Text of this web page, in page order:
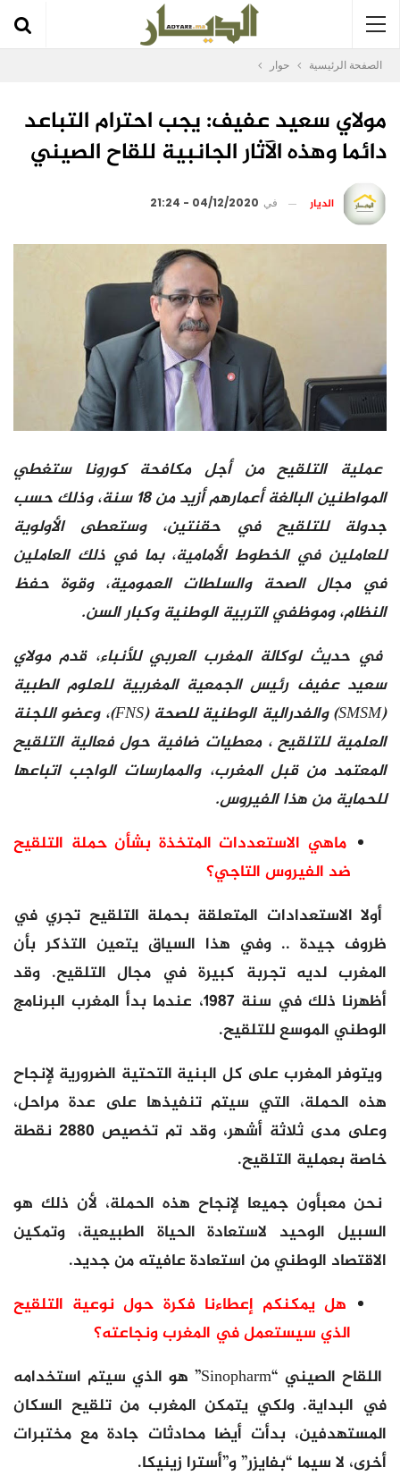
الصفحة الرئيسية حوار
مولاي سعيد عفيف: يجب احترام التباعد
دائما وهذه الآثار الجانبية للقاح الصيني
الديار في 04/12/2020 - 21:24
عملية التلقيح من أجل مكافحة كورونا ستغطي
المواطنين البالغة أعمارهم أزيد من 18 سنة، وذلك حسب
جدولة للتلقيح في حقنتين، وستعطى الأولوية
للعاملين في الخطوط الأمامية، بما في ذلك العاملين
في مجال الصحة والسلطات العمومية، وقوة حفظ
النظام، وموظفي التربية الوطنية وكبار السن.
في حديث لوكالة المغرب العربي للأنباء، قدم مولاي
سعيد عفيف رئيس الجمعية المغربية للعلوم الطبية
(SMSM) والفدرالية الوطنية للصحة (FNS)، وعضو اللجنة
العلمية للتلقيح ، معطيات ضافية حول فعالية التلقيح
المعتمد من قبل المغرب، والممارسات الواجب اتباعها
للحماية من هذا الفيروس.
ماهي الاستعددات المتخذة بشأن حملة التلقيح
ضد الفيروس التاجي؟
أولا الاستعدادات المتعلقة بحملة التلقيح تجري في
ظروف جيدة .. وفي هذا السياق يتعين التذكر بأن
المغرب لديه تجربة كبيرة في مجال التلقيح. وقد
أظهرنا ذلك في سنة 1987، عندما بدأ المغرب البرنامج
الوطني الموسع للتلقيح.
ويتوفر المغرب على كل البنية التحتية الضرورية لإنجاح
هذه الحملة، التي سيتم تنفيذها على عدة مراحل،
وعلى مدى ثلاثة أشهر، وقد تم تخصيص 2880 نقطة
خاصة بعملية التلقيح.
نحن معبأون جميعا لإنجاح هذه الحملة، لأن ذلك هو
السبيل الوحيد لاستعادة الحياة الطبيعية، وتمكين
الاقتصاد الوطني من استعادة عافيته من جديد.
هل يمكنكم إعطاءنا فكرة حول نوعية التلقيح
الذي سيستعمل في المغرب ونجاعته؟
اللقاح الصيني “Sinopharm” هو الذي سيتم استخدامه
في البداية. ولكي يتمكن المغرب من تلقيح السكان
المستهدفين، بدأت أيضا محادثات جادة مع مختبرات
أخرى، لا سيما “بفايزر” و”أسترا زينيكا.